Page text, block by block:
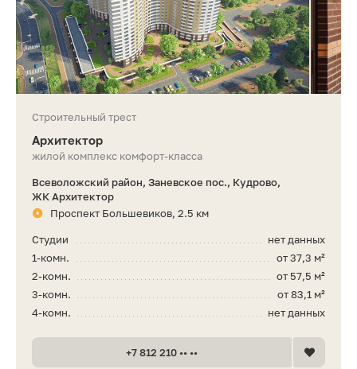
Строительный трест
Архитектор
жилой комплекс комфорт-класса
Всеволожский район, Заневское пос., Кудрово,
ЖК Архитектор
Проспект Большевиков, 2.5 км
нет данных
Студии
от 37,3 м²
1-комн.
от 57,5 м²
2-комн.
от 83,1 м²
3-комн.
нет данных
4-комн.
+7 812 210 •• ••